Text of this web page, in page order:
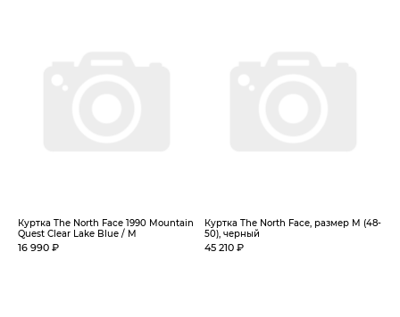
Куртка The North Face 1990 Mountain
Quest Clear Lake Blue / M
16 990 ₽
Куртка The North Face, размер M (48-
50), черный
45 210 ₽